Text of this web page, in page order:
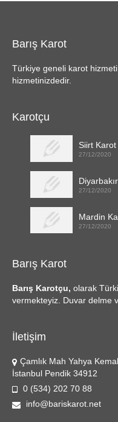
Barış Karot
Türkiye geneli karot
hizmetinizdedir.
Karotçu
Siirt Karot
27/12/2020
27/12/2020
Mardin
27/12/2020
Barış Karot
Barış Karotçu, olarak
vermekteyiz. Duvar delme
İletişim
Çamlık Mah Yahya
İstanbul Pendik 34912
0 (534) 202 70 88
info@bariskarot.net